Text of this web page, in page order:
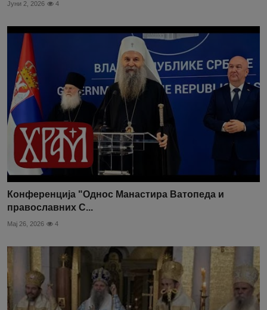
Јуни 2, 2026 4
Конференција "Однос Манастира Ватопеда и
православних С...
Мај 26, 2026 4